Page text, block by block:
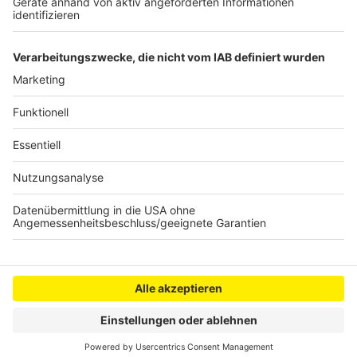
Autor: Nina Tenhaef
Anzeige
Anzeige